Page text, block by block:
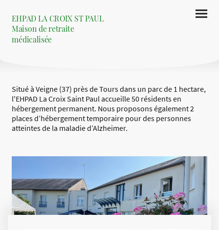
EHPAD LA CROIX ST PAUL
Maison de retraite
médicalisée
Situé à Veigne (37) près de Tours dans un parc de 1 hectare,
l'EHPAD La Croix Saint Paul accueille 50 résidents en
hébergement permanent. Nous proposons également 2
places d’hébergement temporaire pour des personnes
atteintes de la maladie d’Alzheimer.